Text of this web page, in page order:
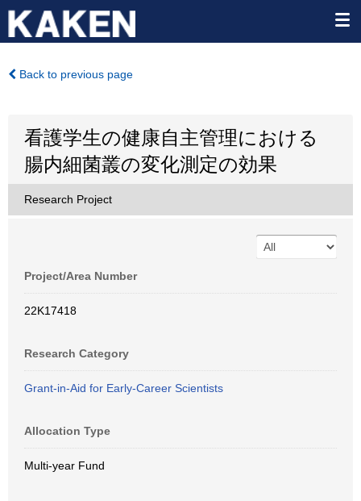
Back to previous page
看護学生の健康自主管理における
腸内細菌叢の変化測定の効果
Research Project
Project/Area Number
22K17418
Research Category
Grant-in-Aid for Early-Career Scientists
Allocation Type
Multi-year Fund